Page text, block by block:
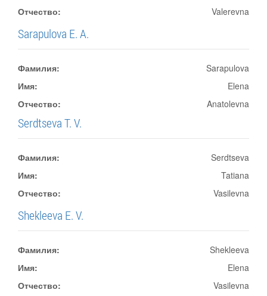
Отчество:
Valerevna
Sarapulova E. A.
Фамилия:
Sarapulova
Имя:
Elena
Отчество:
Anatolevna
Serdtseva T. V.
Фамилия:
Serdtseva
Имя:
Tatiana
Отчество:
Vasilevna
Shekleeva E. V.
Фамилия:
Shekleeva
Имя:
Elena
Отчество:
Vasilevna